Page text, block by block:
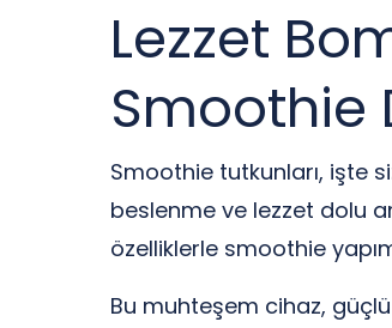
Lezzet
Smoothie
Smoothie tutkunları, işte
beslenme ve lezzet dolu
özelliklerle smoothie
Bu muhteşem cihaz,